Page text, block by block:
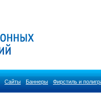
Сайты Баннеры Фирстиль и